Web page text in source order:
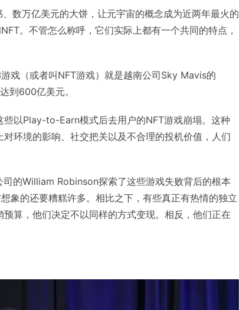
数万亿美元的大饼，让元宇宙的概念成为近两年最火的
。不管怎么称呼，它们实际上都有一个共同的特点，
戏（或者叫NFT游戏）就是越南公司Sky Mavis的
到600亿美元。
以Play-to-Earn模式后去用户的NFT游戏崩塌。这种
环境的影响、社交把关以及不合理的投机价值，人们
的William Robinson探索了这些游戏失败背后的根本
象的还要糟糕许多。相比之下，有些真正有热情的独立
算，他们决定不以同样的方式变现。相反，他们正在